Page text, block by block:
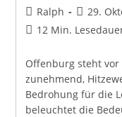
Beitrags-
Autor:
Ralph
Beitrag
29.
Lesedauer:
12 Min.
Offenburg steht
zunehmend,
Bedrohung für die
beleuchtet die